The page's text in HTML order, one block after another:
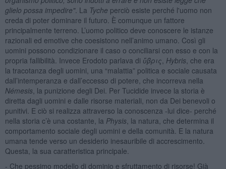
glielo possa impedire". La Tyche perciò esiste perché l'uomo non
creda di poter dominare il futuro. È comunque un fattore
principalmente terreno. L’uomo politico deve conoscere le istanze
razionali ed emotive che coesistono nell’animo umano. Così gli
uomini possono condizionare il caso o conciliarsi con esso e con la
propria fallibilità. Invece Erodoto parlava di ὕβρις Hybris, che era
la tracotanza degli uomini, una “malattia” politica e sociale causata
dall’intemperanza e dall’eccesso di potere, che incorreva nella
Némesis, la punizione degli Dei. Per Tucidide invece la storia è
diretta dagli uomini e dalle risorse materiali, non da Dei benevoli o
punitivi. E ciò si realizza attraverso la conoscenza -lui dice- perché
nella storia c’è una costante, la Physis, la natura, che determina il
comportamento sociale degli uomini e della comunità. E la natura
umana tende verso un desiderio inesauribile di accrescimento.
Questa, la sua caratteristica principale.
- Che pessimo modello di dominio e sfruttamento di risorse! Già